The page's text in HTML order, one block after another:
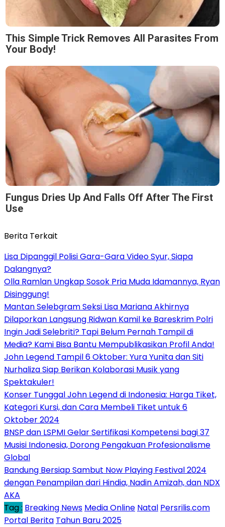
This Simple Trick Removes All Parasites From
Your Body!
Fungus Dries Up And Falls Off After The First
Use
Berita Terkait
Lisa Dipanggil Polisi Gara-Gara Video Syur, Siapa
Dalangnya?
Olla Ramlan Ungkap Sosok Pria Muda Idamannya, Ryan
Disinggung!
Mantan Selebgram Seksi Lisa Mariana Akhirnya
Dilaporkan Langsung Ridwan Kamil ke Bareskrim Polri
Ingin Jadi Selebriti? Tapi Belum Pernah Tampil di
Media? Kami Bisa Bantu Mempublikasikan Profil Anda!
John Legend Tampil 6 Oktober: Yura Yunita dan Siti
Nurhaliza Siap Berikan Kolaborasi Musik yang
Spektakuler!
Konser Tunggal John Legend di Indonesia: Harga Tiket,
Kategori Kursi, dan Cara Membeli Tiket untuk 6
Oktober 2024
BNSP dan LSPMI Gelar Sertifikasi Kompetensi bagi 37
Musisi Indonesia, Dorong Pengakuan Profesionalisme
Global
Bandung Bersiap Sambut Now Playing Festival 2024
dengan Penampilan dari Hindia, Nadin Amizah, dan NDX
AKA
Tag : Breaking News Media Online Natal Persrilis.com
Portal Berita Tahun Baru 2025